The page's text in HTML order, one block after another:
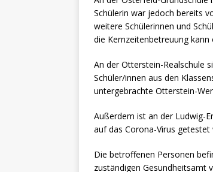
Schülerin war jedoch bereits
weitere Schülerinnen und
die Kernzeitenbetreuung
An der Otterstein-Realschule
Schüler/innen aus den
untergebrachte Otterstein-
Außerdem ist an der Ludwig-
auf das Corona-Virus
Die betroffenen Personen
zuständigen Gesundheitsamt